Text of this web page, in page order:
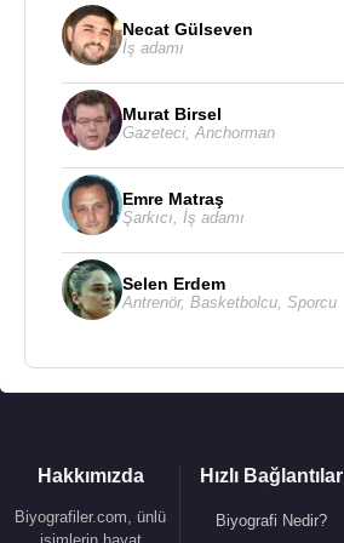
hayatını sonlandırdı.
Necat Gülseven
İş adamı
Murat Birsel
Gazeteci Anchorman
Emre Matraş
Şarkıcı İş adamı
Selen Erdem
Antrenör, Basketbolcu Sporcu
Hakkımızda
Biyografiler.com, ünlü
Hızlı Bağlantılar
Biyografi Nedir?